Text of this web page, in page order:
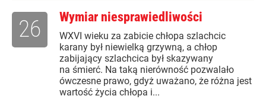
Wymiar niesprawiedliwości
WXVI wieku za zabicie chłopa szlachcic
karany był niewielką grzywną, a chłop
zabijający szlachcica był skazywany
na śmierć. Na taką nierówność pozwalało
ówczesne prawo, gdyż uważano, że różna jest
wartość życia chłopa i...
26